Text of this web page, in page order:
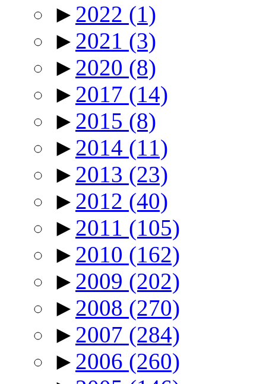
► 2022 (1)
► 2021 (3)
► 2020 (8)
► 2017 (14)
► 2015 (8)
► 2014 (11)
► 2013 (23)
► 2012 (40)
► 2011 (105)
► 2010 (162)
► 2009 (202)
► 2008 (270)
► 2007 (284)
► 2006 (260)